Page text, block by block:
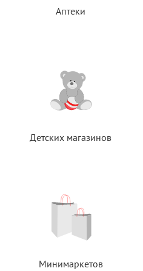
Аптеки
Детских магазинов
Минимаркетов